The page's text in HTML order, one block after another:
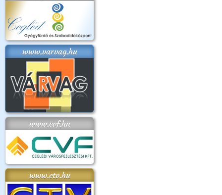
www.varvag.hu
www.cvf.hu
www.ctv.hu